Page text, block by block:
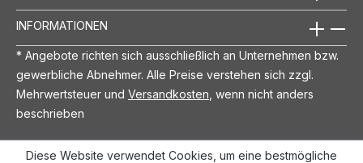
INFORMATIONEN
* Angebote richten sich ausschließlich an Unternehmen bzw.
gewerbliche Abnehmer. Alle Preise verstehen sich zzgl.
Mehrwertsteuer und Versandkosten , wenn nicht anders
beschrieben
Diese Website verwendet Cookies, um eine bestmögliche